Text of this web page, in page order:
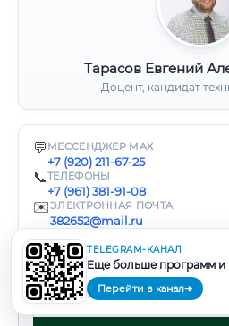
Тарасов Евгений
Доцент, кандидат
💬 МЕССЕНДЖЕР MAX
+7 (920) 211-67-25
📞ТЕЛЕФОНЫ
+7 (961) 381-91-08
✉️ЭЛЕКТРОННАЯ ПОЧТА
382652@mail.ru
У Вас остались вопросы?
Свяжитесь с нами удобным
TELEGRAM-КАНАЛ
Еще больше программ и
Перейти в канал➔